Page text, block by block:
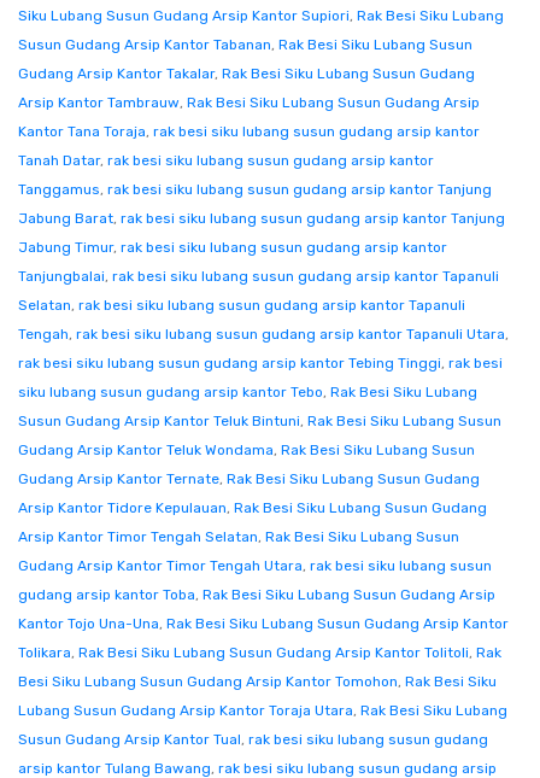
Siku Lubang Susun Gudang Arsip Kantor Supiori, Rak Besi Siku Lubang
Susun Gudang Arsip Kantor Tabanan, Rak Besi Siku Lubang Susun
Gudang Arsip Kantor Takalar, Rak Besi Siku Lubang Susun Gudang
Arsip Kantor Tambrauw, Rak Besi Siku Lubang Susun Gudang Arsip
Kantor Tana Toraja, rak besi siku lubang susun gudang arsip kantor
Tanah Datar, rak besi siku lubang susun gudang arsip kantor
Tanggamus, rak besi siku lubang susun gudang arsip kantor Tanjung
Jabung Barat, rak besi siku lubang susun gudang arsip kantor Tanjung
Jabung Timur, rak besi siku lubang susun gudang arsip kantor
Tanjungbalai, rak besi siku lubang susun gudang arsip kantor Tapanuli
Selatan, rak besi siku lubang susun gudang arsip kantor Tapanuli
Tengah, rak besi siku lubang susun gudang arsip kantor Tapanuli Utara,
rak besi siku lubang susun gudang arsip kantor Tebing Tinggi, rak besi
siku lubang susun gudang arsip kantor Tebo, Rak Besi Siku Lubang
Susun Gudang Arsip Kantor Teluk Bintuni, Rak Besi Siku Lubang Susun
Gudang Arsip Kantor Teluk Wondama, Rak Besi Siku Lubang Susun
Gudang Arsip Kantor Ternate, Rak Besi Siku Lubang Susun Gudang
Arsip Kantor Tidore Kepulauan, Rak Besi Siku Lubang Susun Gudang
Arsip Kantor Timor Tengah Selatan, Rak Besi Siku Lubang Susun
Gudang Arsip Kantor Timor Tengah Utara, rak besi siku lubang susun
gudang arsip kantor Toba, Rak Besi Siku Lubang Susun Gudang Arsip
Kantor Tojo Una-Una, Rak Besi Siku Lubang Susun Gudang Arsip Kantor
Tolikara, Rak Besi Siku Lubang Susun Gudang Arsip Kantor Tolitoli, Rak
Besi Siku Lubang Susun Gudang Arsip Kantor Tomohon, Rak Besi Siku
Lubang Susun Gudang Arsip Kantor Toraja Utara, Rak Besi Siku Lubang
Susun Gudang Arsip Kantor Tual, rak besi siku lubang susun gudang
arsip kantor Tulang Bawang, rak besi siku lubang susun gudang arsip